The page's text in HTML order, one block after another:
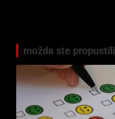
možda ste propustili